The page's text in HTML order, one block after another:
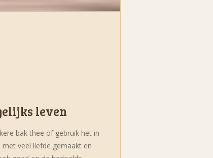
leven
bak thee of gebruik het in
veel liefde gemaakt en